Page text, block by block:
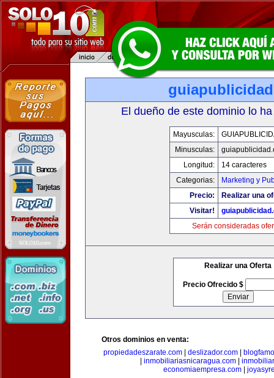
El dueño de este dominio lo
Mayusculas:
Minusculas:
Longitud:
14 caracteres
Categorias:
Marketing y
Precio:
Realizar una
Visitar!
Serán consideradas
Realizar una Oferta
Precio Ofrecido $
Otros dominios en venta:
propiedadeszarate.com| deslizador.com|
inmobiliariasnicaragua.com
economiaempresa.com|